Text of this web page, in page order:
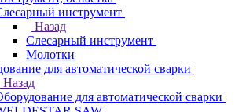
инструмент
Назад
Слесарный инструмент
Молотки
для автоматической сварки
Назад
для автоматической сварки